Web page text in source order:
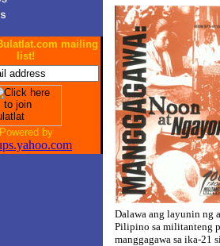
mailing
list!
Powered by
Dalawa ang layunin ng
Pilipino sa militanteng
manggagawa sa ika-21